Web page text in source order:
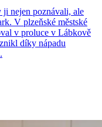
nejen poznávali, ale
V plzeňské městské
v proluce v Lábkově
díky nápadu